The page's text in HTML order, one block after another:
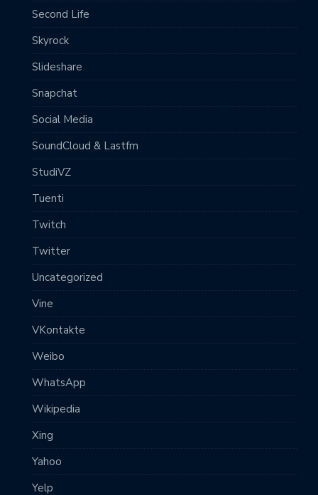
Second Life
Skyrock
Slideshare
Snapchat
Social Media
SoundCloud & Lastfm
StudiVZ
Tuenti
Twitch
Twitter
Uncategorized
Vine
VKontakte
Weibo
WhatsApp
Wikipedia
Xing
Yahoo
Yelp